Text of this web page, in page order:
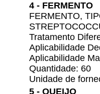
4 - FERMENTO
FERMENTO,
Tratamento
Aplicabilidade
Aplicabilidade
Quantidade: 60
Unidade de
5 - QUEIJO